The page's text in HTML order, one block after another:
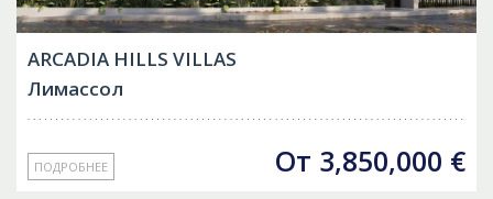
ARCADIA HILLS VILLAS
Лимассол
ПОДРОБНЕЕ От 3,850,000 €